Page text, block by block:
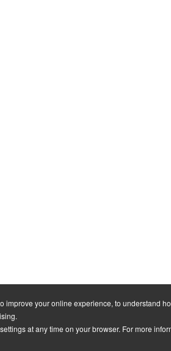
improve your online experience, to understand
at any time on your browser. For more